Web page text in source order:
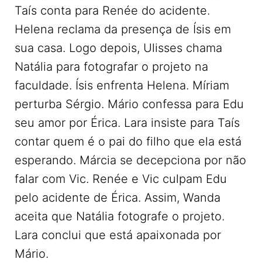
Taís conta para Renée do acidente.
Helena reclama da presença de Ísis em
sua casa. Logo depois, Ulisses chama
Natália para fotografar o projeto na
faculdade. Ísis enfrenta Helena. Míriam
perturba Sérgio. Mário confessa para Edu
seu amor por Érica. Lara insiste para Taís
contar quem é o pai do filho que ela está
esperando. Márcia se decepciona por não
falar com Vic. Renée e Vic culpam Edu
pelo acidente de Érica. Assim, Wanda
aceita que Natália fotografe o projeto.
Lara conclui que está apaixonada por
Mário.